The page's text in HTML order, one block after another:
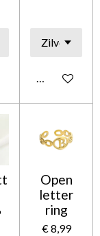
op de hoogte
In
Open
letter
ring
€ 8,99